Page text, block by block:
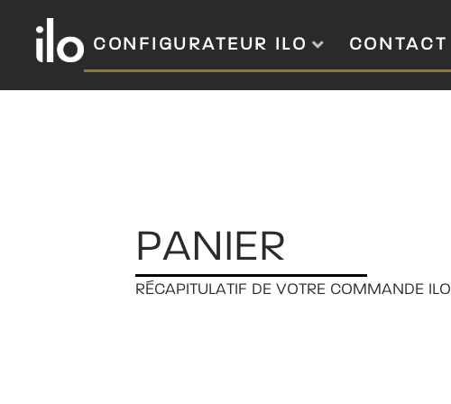
CONFIGURATEUR ILO CONTACT
PANIER
RÉCAPITULATIF DE VOTRE COMMANDE ILO